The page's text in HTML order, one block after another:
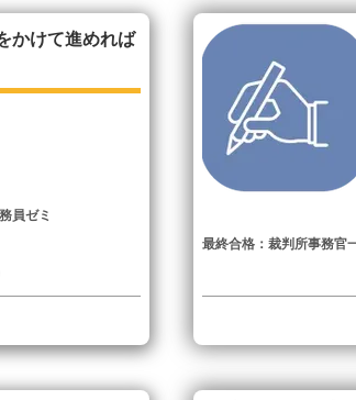
かけて進めれば
員ゼミ
最終合格：裁判所事務官